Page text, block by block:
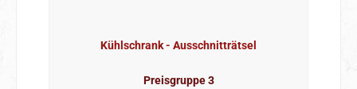
Kühlschrank - Ausschnitträtsel
Preisgruppe 3